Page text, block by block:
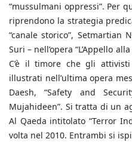
“mussulmani oppressi”. Per
riprendono la strategia
“canale storico”, Setmartian
Suri – nell’opera “L’Appello
C’è il timore che gli
illustrati nell’ultima opera
Daesh, “Safety and
Mujahideen”. Si tratta di un
Al Qaeda intitolato “Terror
volta nel 2010. Entrambi si